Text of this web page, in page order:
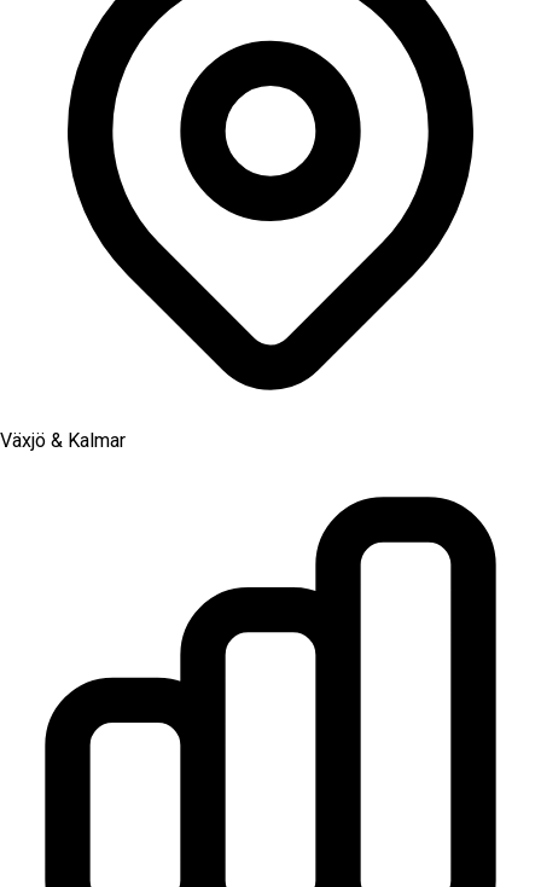
Växjö & Kalmar